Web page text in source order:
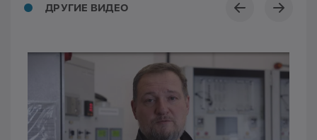
ДРУГИЕ ВИДЕО